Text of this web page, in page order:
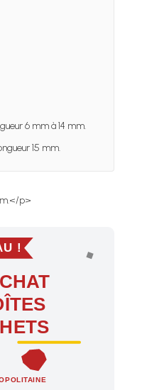
6 mm à 14 mm.
15 mm.
p>